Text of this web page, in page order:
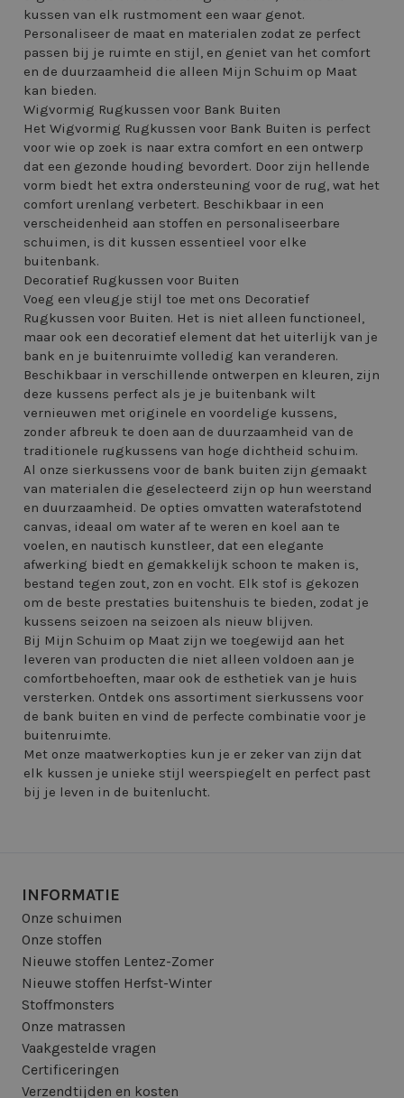
kussen van elk rustmoment een waar genot.
Personaliseer de maat en materialen zodat ze perfect
passen bij je ruimte en stijl, en geniet van het comfort
en de duurzaamheid die alleen Mijn Schuim op Maat
kan bieden.
Wigvormig Rugkussen voor Bank Buiten
Het Wigvormig Rugkussen voor Bank Buiten is perfect
voor wie op zoek is naar extra comfort en een ontwerp
dat een gezonde houding bevordert. Door zijn hellende
vorm biedt het extra ondersteuning voor de rug, wat het
comfort urenlang verbetert. Beschikbaar in een
verscheidenheid aan stoffen en personaliseerbare
schuimen, is dit kussen essentieel voor elke
buitenbank.
Decoratief Rugkussen voor Buiten
Voeg een vleugje stijl toe met ons Decoratief
Rugkussen voor Buiten. Het is niet alleen functioneel,
maar ook een decoratief element dat het uiterlijk van je
bank en je buitenruimte volledig kan veranderen.
Beschikbaar in verschillende ontwerpen en kleuren, zijn
deze kussens perfect als je je buitenbank wilt
vernieuwen met originele en voordelige kussens,
zonder afbreuk te doen aan de duurzaamheid van de
traditionele rugkussens van hoge dichtheid schuim.
Al onze sierkussens voor de bank buiten zijn gemaakt
van materialen die geselecteerd zijn op hun weerstand
en duurzaamheid. De opties omvatten waterafstotend
canvas, ideaal om water af te weren en koel aan te
voelen, en nautisch kunstleer, dat een elegante
afwerking biedt en gemakkelijk schoon te maken is,
bestand tegen zout, zon en vocht. Elk stof is gekozen
om de beste prestaties buitenshuis te bieden, zodat je
kussens seizoen na seizoen als nieuw blijven.
Bij Mijn Schuim op Maat zijn we toegewijd aan het
leveren van producten die niet alleen voldoen aan je
comfortbehoeften, maar ook de esthetiek van je huis
versterken. Ontdek ons assortiment sierkussens voor
de bank buiten en vind de perfecte combinatie voor je
buitenruimte.
Met onze maatwerkopties kun je er zeker van zijn dat
elk kussen je unieke stijl weerspiegelt en perfect past
bij je leven in de buitenlucht.
INFORMATIE
Onze schuimen
Onze stoffen
Nieuwe stoffen Lentez-Zomer
Nieuwe stoffen Herfst-Winter
Stoffmonsters
Onze matrassen
Vaakgestelde vragen
Certificeringen
Verzendtijden en kosten